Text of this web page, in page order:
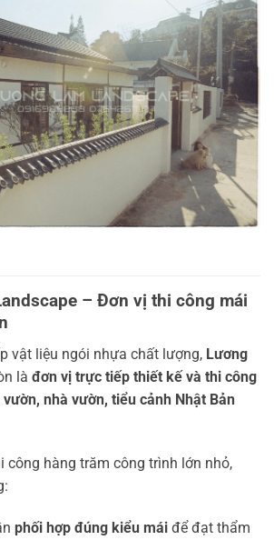
– Đơn vị thi công mái
vật liệu ngói nhựa chất lượng, Lương
là đơn vị trực tiếp thiết kế và thi công
nhà vườn, tiểu cảnh Nhật Bản
công hàng trăm công trình lớn nhỏ,
phối hợp đúng kiểu máiđể đạt thẩm